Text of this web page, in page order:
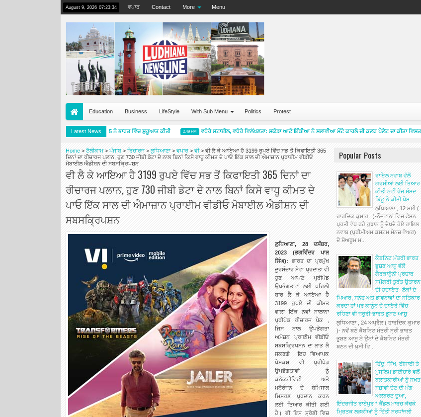
August 9, 2026 07:23:34 ਵਪਾਰ Contact More Menu
Education Business LifeStyle With Sub Menu Politics Protest
Latest News
ਮਿਸ਼ੇਲਿਨ ਪ੍ਰਾਈਮੈਸੀ 5 ਨੇ ਭਾਰਤ ਵਿੱਚ ਸ਼ੁਰੂਆਤ ਕੀਤੀ 2:49 PM ਵਧੇਰੇ ਸਟਾਈਲ, ਵਧੇਰੇ ਵਿਲੱਖਣਤਾ: ਸਕੋਡਾ ਆਟੋ ਇੰਡੀਆ ਨੇ ਸਲਾਵੀਆ ਮੋਂਟੇ ਕਾਰਲੋ ਦੀ ਕਲਰ ਪੈਲੇਟ ਦਾ ਕੀਤਾ ਵਿਸਤਾਰ
Home > ਟੈਲੀਕਾਮ>ਪੰਜਾਬ >ਰਿਚਾਰਜ> ਲੁਧਿਆਣਾ>ਵਪਾਰ >ਵੀ> ਵੀ ਲੈ ਕੇ ਆਇਆ ਹੈ 3199 ਰੁਪਏ ਵਿੱਚ ਸਭ ਤੋਂ ਕਿਫਾਇਤੀ 365
ਦਿਨਾਂ ਦਾ ਰੀਚਾਰਜ ਪਲਾਨ, ਹੁਣ 730 ਜੀਬੀ ਡੇਟਾ ਦੇ ਨਾਲ ਬਿਨਾਂ ਕਿਸੇ ਵਾਧੂ ਕੀਮਤ ਦੇ ਪਾਓ ਇੱਕ ਸਾਲ ਦੀ ਐਮਾਜ਼ਾਨ ਪ੍ਰਾਈਮ ਵੀਡੀਓ
ਮੋਬਾਈਲ ਐਡੀਸ਼ਨ ਦੀ ਸਬਸਕ੍ਰਿਪਸ਼ਨ
ਵੀ ਲੈ ਕੇ ਆਇਆ ਹੈ 3199 ਰੁਪਏ ਵਿੱਚ ਸਭ ਤੋਂ ਕਿਫਾਇਤੀ 365 ਦਿਨਾਂ ਦਾ
ਰੀਚਾਰਜ ਪਲਾਨ, ਹੁਣ 730 ਜੀਬੀ ਡੇਟਾ ਦੇ ਨਾਲ ਬਿਨਾਂ ਕਿਸੇ ਵਾਧੂ ਕੀਮਤ ਦੇ
ਪਾਓ ਇੱਕ ਸਾਲ ਦੀ ਐਮਾਜ਼ਾਨ ਪ੍ਰਾਈਮ ਵੀਡੀਓ ਮੋਬਾਈਲ ਐਡੀਸ਼ਨ ਦੀ
ਸਬਸਕ੍ਰਿਪਸ਼ਨ
ਲੁਧਿਆਣਾ, 28 ਦਸੰਬਰ,
2023 (ਭਗਵਿੰਦਰ ਪਾਲ
ਸਿੰਘ): ਭਾਰਤ ਦਾ ਪ੍ਰਮੁੱਖ
ਦੂਰਸੰਚਾਰ ਸੇਵਾ ਪ੍ਰਦਾਤਾ ਵੀ
ਹੁਣ ਆਪਣੇ ਪ੍ਰੀਪੇਡ
ਉਪਭੋਗਤਾਵਾਂ ਲਈ ਪਹਿਲੀ
ਬਾਰ ਲੈ ਕੇ ਆਇਆ ਹੈ
3199 ਰੁਪਏ ਦੀ ਕੀਮਤ
ਵਾਲਾ ਇੱਕ ਨਵਾਂ ਸਾਲਾਨਾ
ਪ੍ਰੀਪੇਡ ਰੀਚਾਰਜਪੈਕ ,
ਜਿਸ ਨਾਲ ਉਪਭੋਗਤਾ
ਅਮੇਜ਼ਨ ਪ੍ਰਾਈਮ ਵੀਡੀਓ
ਸਬਸਕ੍ਰਿਪਸ਼ਨ ਦਾ ਲਾਭ ਲੈ
ਸਕਣਗੇ। ਇਹ ਵਿਆਪਕ
ਪੇਸ਼ਕਸ਼ ਵੀ ਪ੍ਰੀਪੇਡ
ਉਪਭੋਗਤਾਵਾਂ ਨੂੰ
ਕਨੈਕਟੀਵਿਟੀ ਅਤੇ
ਮਨੋਰੰਜਨ ਦੇ ਬੇਮਿਸਾਲ
ਮਿਸ਼ਰਣ ਪ੍ਰਦਾਨ ਕਰਨ
ਲਈ ਤਿਆਰ ਕੀਤੀ ਗਈ
ਹੈ। ਵੀ ਇਸ ਸ਼੍ਰੇਣੀ ਵਿਚ
Popular Posts
ਰਾਇਲ ਨਵਾਬ ਵੱਲੋਂ
ਗਰਮੀਆਂ ਲਈ ਤਿਆਰ
ਕੀਤੀ ਨਵੀਂ ਰੇਂਜ ਸੰਸਦ
ਬਿੱਟੂ ਨੇ ਕੀਤੀ ਪੇਸ਼
ਲੁਧਿਆਣਾ , 12 ਮਈ (
ਹਾਰਦਿਕ ਕੁਮਾਰ )-ਨੌਜਵਾਨਾਂ ਵਿਚ ਫੈਸ਼ਨ
ਪ੍ਰਤੀ ਵੱਧ ਰਹੇ ਰੁਝਾਨ ਨੂੰ ਦੇਖਦੇ ਹੋਏ ਰਾਇਲ
ਨਵਾਬ (ਪ੍ਰੀਮੀਅਮ ਕਸਟਮ ਮੈਨਜ਼ ਵੇਅਰ)
ਦੇ ਸ਼ੋਅਰੂਮ ਮ...
ਕੈਬਨਿਟ ਮੰਤਰੀ ਭਾਰਤ
ਭੂਸ਼ਣ ਆਸ਼ੂ ਵੱਲੋਂ
ਗੈਰਕਾਨੂੰਨੀ ਪ੍ਰਚਾਰ
ਸਮੱਗਰੀ ਤੁਰੰਤ ਉਤਾਰਨ
ਦੀ ਹਦਾਇਤ -ਲੋਕਾਂ ਦੇ
ਪਿਆਰ, ਸਨੇਹ ਅਤੇ ਭਾਵਨਾਵਾਂ ਦਾ ਸਤਿਕਾਰ
ਕਰਦਾ ਹਾਂ ਪਰ ਕਾਨੂੰਨ ਦੇ ਦਾਇਰੇ ਵਿੱਚ
ਰਹਿਣਾ ਵੀ ਜ਼ਰੂਰੀ-ਭਾਰਤ ਭੂਸ਼ਣ ਆਸ਼ੂ
ਲੁਧਿਆਣਾ , 24 ਅਪ੍ਰੈਲ ( ਹਾਰਦਿਕ ਕੁਮਾਰ
)- ਨਵੇਂ ਬਣੇ ਕੈਬਨਿਟ ਮੰਤਰੀ ਸ੍ਰੀ ਭਾਰਤ
ਭੂਸ਼ਣ ਆਸ਼ੂ ਨੇ ਉਨਾਂ ਦੇ ਕੈਬਨਿਟ ਮੰਤਰੀ
ਬਣਨ ਦੀ ਖੁਸ਼ੀ ਵਿ...
ਹਿੰਦੂ, ਸਿੱਖ, ਈਸਾਈ ਤੇ
ਮੁਸਲਿਮ ਭਾਈਚਾਰੇ ਵਲੋਂ
ਬਲਾਤਕਾਰੀਆਂ ਨੂੰ ਸਖ਼ਤ
ਸਜ਼ਾਵਾਂ ਦੇਣ ਦੀ ਮੰਗ-
ਅਲਬਰਟ ਦੂਆ,
ਇੰਦਰਜੀਤ ਰਾਏਪੁਰ * ਕੈਂਡਲ ਮਾਰਚ ਕੱਢਕੇ
ਮ੍ਰਿਤਕ ਲੜਕੀਆਂ ਨੂੰ ਦਿੱਤੀ ਸ਼ਰਧਾਂਜਲੀ